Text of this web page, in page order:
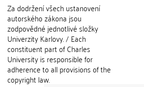
Za dodržení všech ustanovení
autorského zákona jsou
zodpovědné jednotlivé složky
Univerzity Karlovy. / Each
constituent part of Charles
University is responsible for
adherence to all provisions of the
copyright law.